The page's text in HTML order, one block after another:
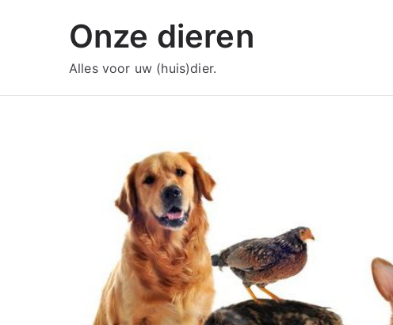
Onze dieren
Alles voor uw (huis)dier.